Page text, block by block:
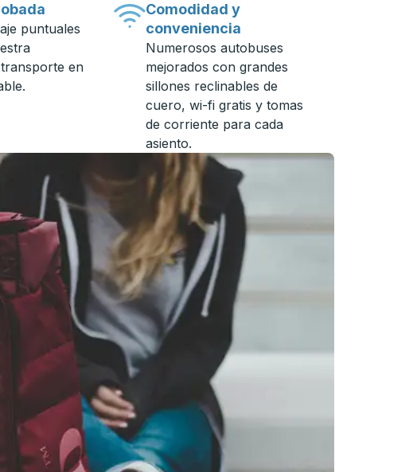
puntuales
en
Comodidad y
conveniencia
Numerosos autobuses
mejorados con grandes
sillones reclinables de
cuero, wi-fi gratis y tomas
de corriente para cada
asiento.